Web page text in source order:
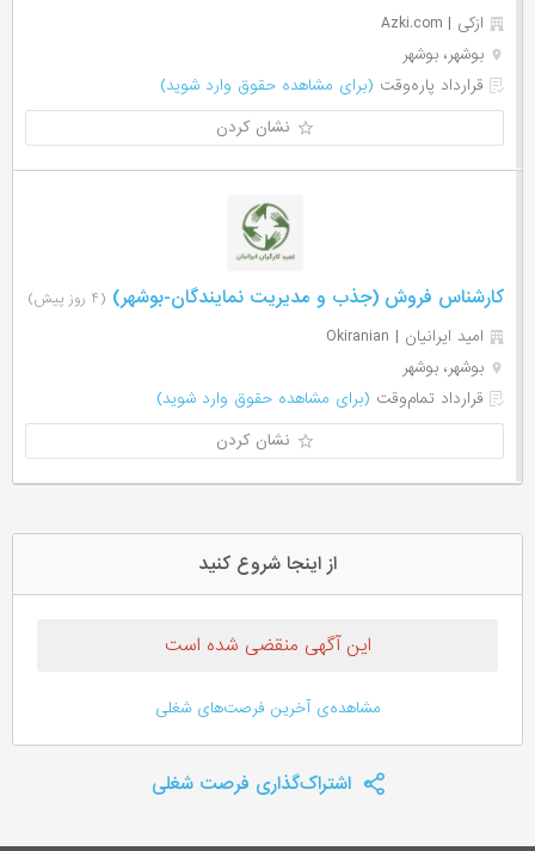
ازکی | Azki‌.com
بوشهر، بوشهر
قرارداد پاره‌وقت (برای مشاهده حقوق وارد شوید)
نشان کردن
کارشناس فروش (جذب و مدیریت نمایندگان-بوشهر) (۴ روز پیش)
امید ایرانیان | Okiranian
بوشهر، بوشهر
قرارداد تمام‌وقت (برای مشاهده حقوق وارد شوید)
نشان کردن
از اینجا شروع کنید
این آگهی منقضی شده است
مشاهده‌ی آخرین فرصت‌های شغلی
اشتراک‌گذاری فرصت شغلی